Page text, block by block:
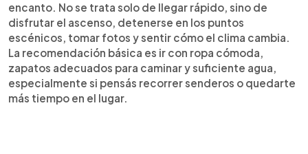
encanto. No se trata solo de llegar rápido, sino de
disfrutar el ascenso, detenerse en los puntos
escénicos, tomar fotos y sentir cómo el clima cambia.
La recomendación básica es ir con ropa cómoda,
zapatos adecuados para caminar y suficiente agua,
especialmente si pensás recorrer senderos o quedarte
más tiempo en el lugar.